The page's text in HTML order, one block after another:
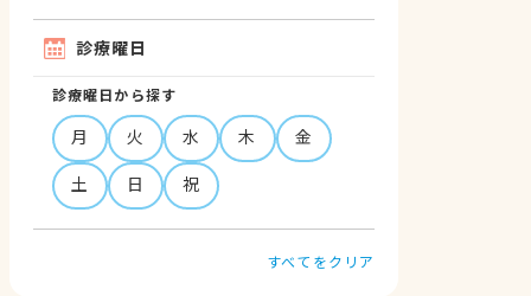
診療曜日
診療曜日から探す
月 火 水 木
金
土
日 祝
すべてをクリア